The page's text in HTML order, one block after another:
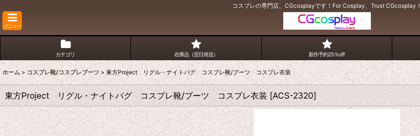
コスプレの専門店、CGcosplayです！For Cosplay、Trust CGcosplay！
メニュー
カテゴリ 在庫品（翌日発送） 新作予約25％off
ホーム > コスプレ靴/コスプレブーツ > 東方Project リグル・ナイトバグ コスプレ靴/ブーツ コスプレ衣装
東方Project リグル・ナイトバグ コスプレ靴/ブーツ コスプレ衣装 [ACS-2320]